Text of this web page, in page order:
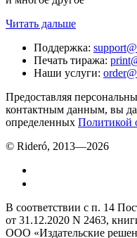
Читать дальше
Поддержка:
Печать тиража:
Наши услуги:
Предоставляя
контактным данным, вы
определенных Политикой
© Rideró, 2013—2026
В соответствии с п. 14
от 31.12.2020 N 2463,
ООО «Издательские